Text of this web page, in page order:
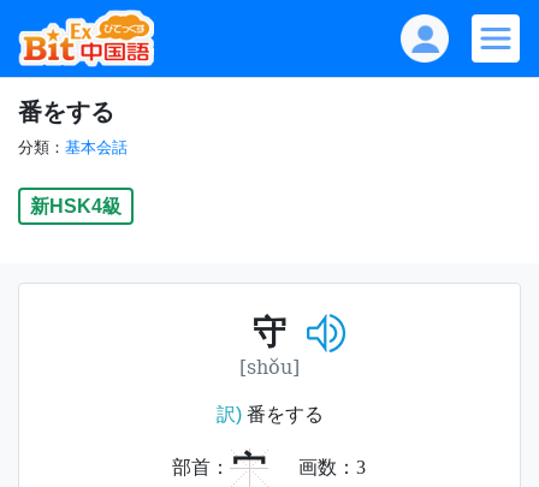
番をする
分類： 基本会話
新HSK4級
守
[shǒu]
訳)番をする
部首： 宀 画数： 3